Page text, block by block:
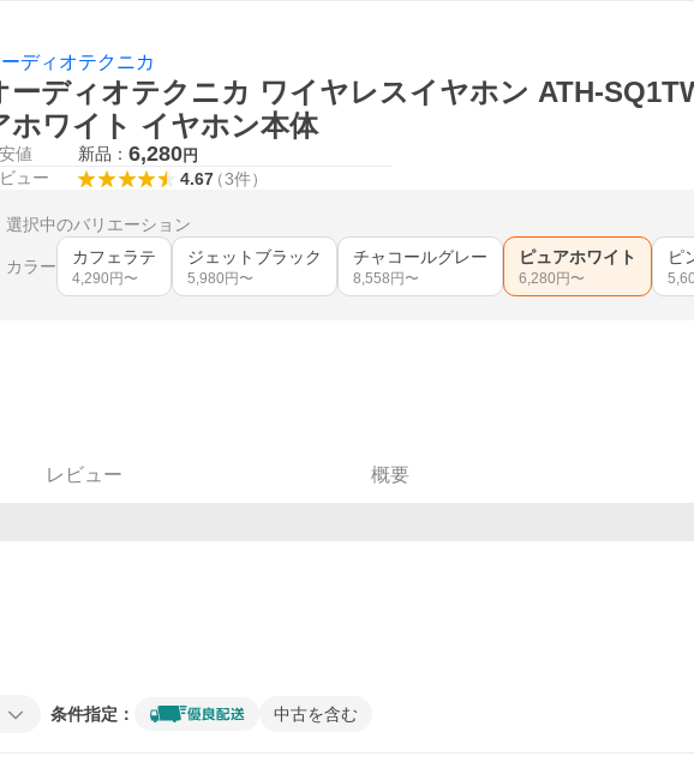
ディオテクニカ
ーディオテクニカ ワイヤレスイヤホン ATH-
ホワイト イヤホン本体
値 新品： 6,280円
ュー 4.67（3件）
選択中のバリエーション
カラー カフェラテ
4,290 円〜
ジェットブラック
5,980 円〜
チャコールグレー
8,558 円〜
ピュアホワイト
6,280 円〜
ピ
レビュー 概要
条件指定： 中古を含む